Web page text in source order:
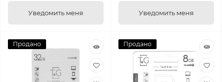
Уведомить меня Уведомить меня
Продано Продано